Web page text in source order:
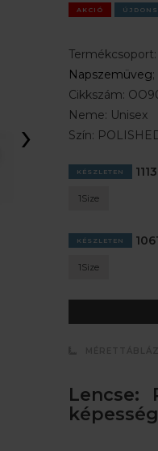
›
AKCIÓ
Termékcsoport:
Napszemüveg;
Cikkszám:
Neme: Unisex
Szín:
KÉSZLETEN
1Size
KÉSZLETEN
1Size
Lencse: